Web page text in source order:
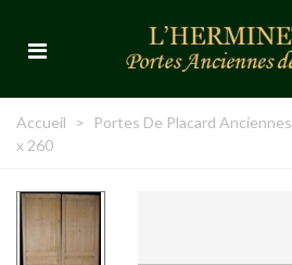
Accueil > Portes De Placard Anciennes
x 260